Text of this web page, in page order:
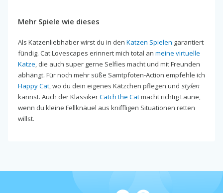
Mehr Spiele wie dieses
Als Katzenliebhaber wirst du in den Katzen Spielen garantiert
fündig. Cat Lovescapes erinnert mich total an meine virtuelle
Katze, die auch super gerne Selfies macht und mit Freunden
abhängt. Für noch mehr süße Samtpfoten-Action empfehle ich
Happy Cat, wo du dein eigenes Kätzchen pflegen und stylen
kannst. Auch der KlassikerCatch the Catmacht richtig Laune,
wenn du kleine Fellknäuel aus kniffligen Situationen retten
willst.